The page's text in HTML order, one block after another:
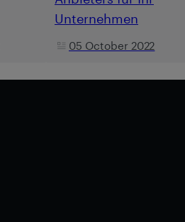
Unternehmen
05 October 2022